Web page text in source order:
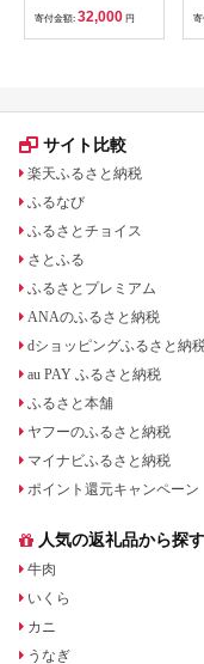
寄付金額: 32,000 円 寄
サイト比較
楽天ふるさと納税
ふるなび
ふるさとチョイス
さとふる
ふるさとプレミアム
ANAのふるさと納税
dショッピングふるさと納
au PAY ふるさと納税
ふるさと本舗
ヤフーのふるさと納税
マイナビふるさと納税
ポイント還元キャンペーン
人気の返礼品から探す
牛肉
いくら
カニ
うなぎ